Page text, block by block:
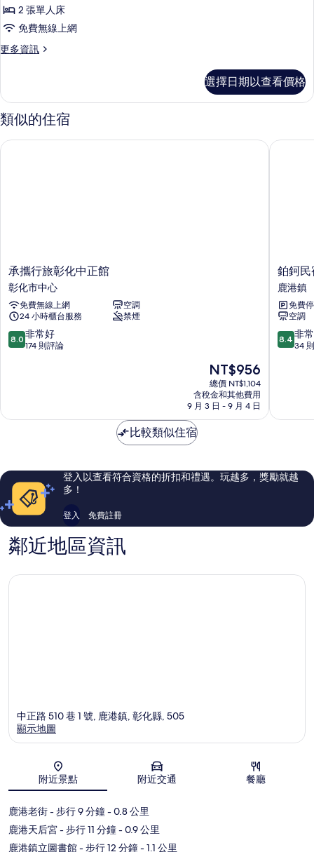
詳
典
床
的
所
有
相
2 張單人床
免費無線上網
更多資訊
更
雙
床
房
詳
選擇日期以查看價格
類似的住宿
承
攜
行
旅
彰
化
中
中
承攜行旅彰化中正館
彰化市中心
免費無線上網
空調
24 小時櫃台服務
禁煙
8.0
分，
常
評
論
8.0 非常好
174 則評論
現
在
價
格
為
NT$956
總價 NT$1,104
含稅金和其他費用
9 月 3 日 - 9 月 4 日
承攜行旅彰化中正館
鉑
鈳
民
宿
鹿
港
鎮
鉑鈳民
鹿港鎮
免費
空調
8.4
分，
常
評
論
8.4 非
34
鉑鈳民宿
比較類似住宿
登入以查看符合資格的折扣和禮遇。玩越多，獎勵就越
多！
登入 免費註冊
鄰近地區資訊
地圖
中正路 510 巷 1 號, 鹿港鎮, 彰化縣, 505
顯示地圖
附近景點 附近交通 餐廳
鹿港老街- 步行 9 分鐘- 0.8 公里
鹿港天后宮- 步行 11 分鐘- 0.9 公里
鹿港鎮立圖書館- 步行 12 分鐘- 1.1 公里